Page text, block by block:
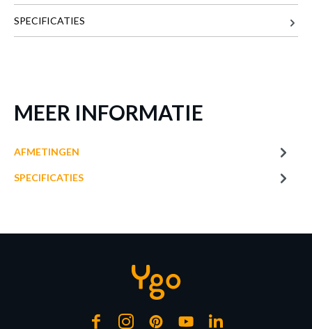
SPECIFICATIES
MEER INFORMATIE
AFMETINGEN
SPECIFICATIES
Ø120
€ 205,70
of verder winkelen